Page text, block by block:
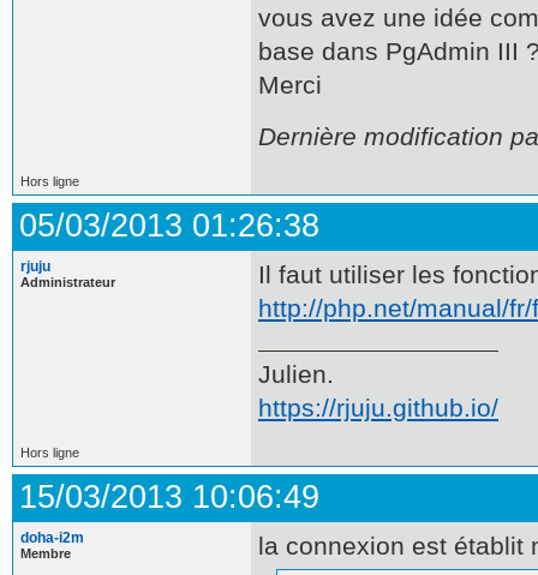
vous avez une idée
base dans PgAdmin III
Merci
Dernière modification
Hors ligne
05/03/2013 01:26:38
rjuju
Administrateur
Il faut utiliser les
http://php.net/manual/
Julien.
https://rjuju.github.io/
Hors ligne
15/03/2013 10:06:49
doha-i2m
Membre
la connexion est établit